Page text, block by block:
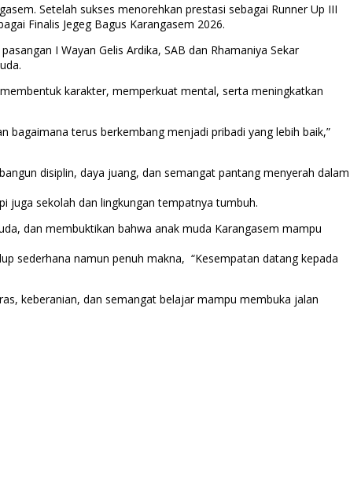
Setelah sukses menorehkan prestasi sebagai Runner Up III
Finalis Jegeg Bagus Karangasem 2026.
I Wayan Gelis Ardika, SAB dan Rhamaniya Sekar
karakter, memperkuat mental, serta meningkatkan
bagaimana terus berkembang menjadi pribadi yang lebih baik,”
disiplin, daya juang, dan semangat pantang menyerah dalam
juga sekolah dan lingkungan tempatnya tumbuh.
dan membuktikan bahwa anak muda Karangasem mampu
sederhana namun penuh makna, “Kesempatan datang kepada
keberanian, dan semangat belajar mampu membuka jalan